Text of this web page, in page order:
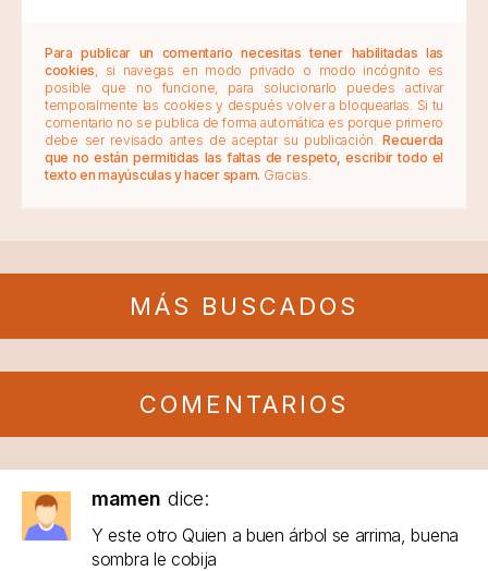
Para publicar un comentario necesitas tener habilitadas las
cookies , si navegas en modo privado o modo incógnito es
posible que no funcione, para solucionarlo puedes activar
temporalmente las cookies y después volver a bloquearlas. Si tu
comentario no se publica de forma automática es porque primero
debe ser revisado antes de aceptar su publicación.Recuerda
que no están permitidas las faltas de respeto, escribir todo el
texto en mayúsculas y hacer spam. Gracias.
MÁS BUSCADOS
COMENTARIOS
mamen dice:
Y este otro Quien a buen árbol se arrima, buena
sombra le cobija